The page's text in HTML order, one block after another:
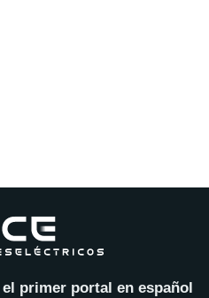
primer portal en español